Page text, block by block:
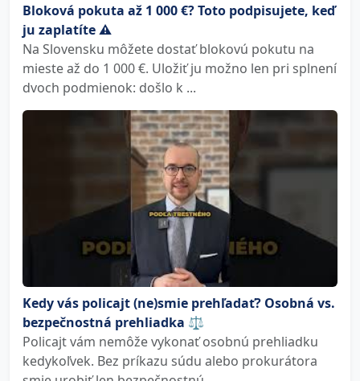
Bloková pokuta až 1 000 €? Toto podpisujete, keď
ju zaplatíte ⚠️
Na Slovensku môžete dostať blokovú pokutu na
mieste až do 1 000 €. Uložiť ju možno len pri splnení
dvoch podmienok: došlo k ...
Kedy vás policajt (ne)smie prehľadať? Osobná vs.
bezpečnostná prehliadka ⚖️
Policajt vám nemôže vykonať osobnú prehliadku
kedykoľvek. Bez príkazu súdu alebo prokurátora